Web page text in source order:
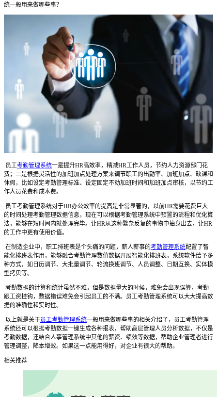
统一般用来做哪些事？
员工考勤管理系统一是提升HR高效率，精减HR工作人员，节约人力资源部门花
费；二是根据灵活性的加班加点处理方案来调节职工的出勤率、加班加点、缺课和
休假，比如设定考勤管理标准、设定固定不动加班时间和加班加点审核，以节约工
作人员花费和成本费。
员工考勤管理系统对于HR办公效率的提高是非常显著的，以前HR需要花费巨大
的时间处理考勤管理数据信息，现在可以根据考勤管理系统中预置的流程和优化算
法，能够在短时间内就处理完毕。让HR从这种繁杂反复的事物中抽身出去，让HR
的工作中更有使用价值。
在制造企业中，职工排班表是个头痛的问题，薪人薪事的考勤管理系统配置了智
能化排班表作用，能够融合考勤管理数值数据开展智能化排班表，系统软件给予多
种方式，如日历调节、大批量调节、轮流换班调节、人员调整、日期互换、实体模
型拷贝等。
考勤数据的计算和统计虽然不难，但是数据量大的时候，难免会出现误算，考勤
跟工资挂钩，数据错误难免会引起员工的不满。员工考勤管理系统可以大大提高数
据的准确性和实时性。
以上就是关于员工考勤管理系统一般用来做哪些事的相关介绍了，员工考勤管理
系统还可以根据考勤数据一键生成各种报表，帮助高层管理人员分析数据，不仅是
考勤数据，还结合人事管理系统中其他的薪资、绩效等数据，帮助企业管理者进行
管理调整，降本增效。如果这一点能用得好，对企业有很大的帮助。
相关推荐